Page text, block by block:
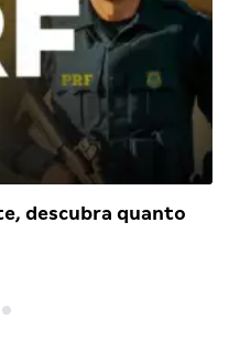
descubra quanto